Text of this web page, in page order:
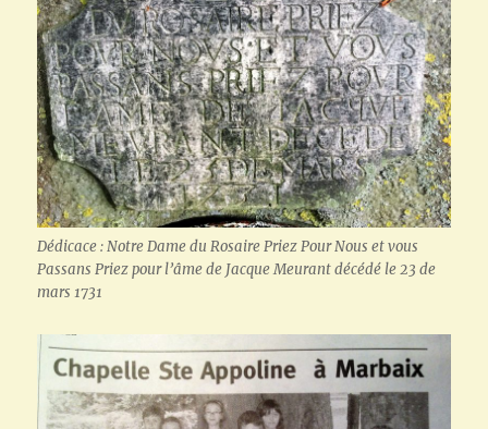
Dédicace : Notre Dame du Rosaire Priez Pour Nous et vous
Passans Priez pour l’âme de Jacque Meurant décédé le 23 de
mars 1731